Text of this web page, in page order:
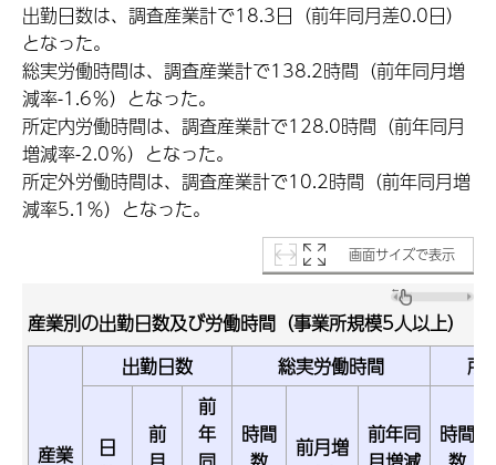
出勤日数は、調査産業計で18.3日（前年同月差0.0日）
となった。
総実労働時間は、調査産業計で138.2時間（前年同月増
減率-1.6％）となった。
所定内労働時間は、調査産業計で128.0時間（前年同月
増減率-2.0％）となった。
所定外労働時間は、調査産業計で10.2時間（前年同月増
減率5.1％）となった。
画面サイズで表示
産業別の出勤日数及び労働時間（事業所規模5人以上）
産業
出勤日数 総実労働時間 所
日
前
前
年
時間
前月増
前年同
時間